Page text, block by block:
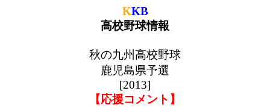
KKB
高校野球情報
秋の九州高校野球
鹿児島県予選
[2013]
【応援コメント】